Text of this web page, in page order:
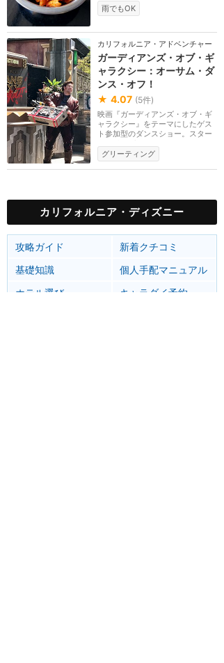
雨でもOK
カリフォルニア・アドベンチャー
ガーディアンズ・オブ・ギ
ャラクシー：オーサム・ダ
ンス・オフ！
★ 4.07 (5件)
映画『ガーディアンズ・オブ・ギ
ャラクシー』をテーマにしたゲス
ト参加型のダンスショー。スター
グリーティング
カリフォルニア・ディズニー
攻略ガイド
新着クチコミ
基礎知識
個人手配マニュアル
ホテル選び
キャラダイ予約